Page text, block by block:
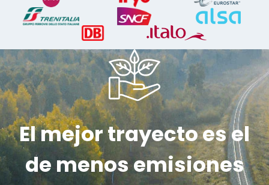
El mejor trayecto es el
de menos emisiones